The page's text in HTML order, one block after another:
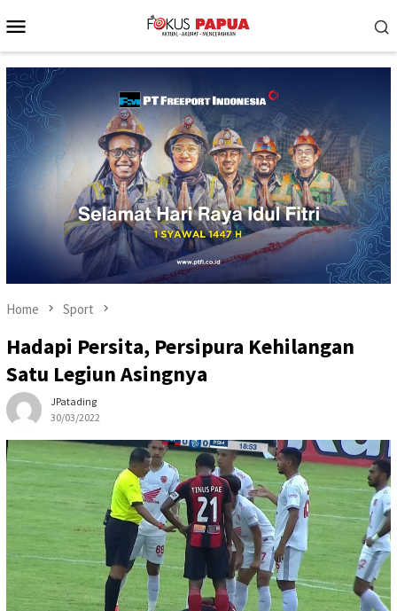
to
Menu
Home Sport
Hadapi Persita, Persipura Kehilangan
Satu Legiun Asingnya
JPatading
30/03/2022